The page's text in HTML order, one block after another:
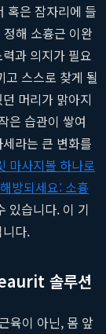
혹은 잠자리에 들
해 소흉근 이완
과 의지가 필요
고 스스로 찾게 될
머리가 맑아지
은 습관이 쌓여
라는 큰 변화를
마사지볼 하나로
방되세요: 소흉
있습니다. 이 기
다.
솔루션
육이 아닌, 몸 앞